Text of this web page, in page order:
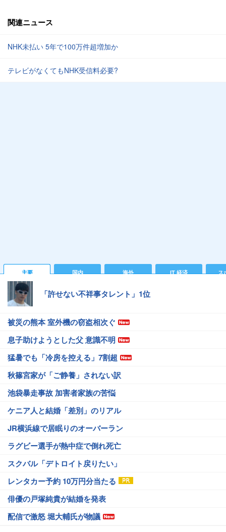
関連ニュース
NHK未払い 5年で100万件超増加か
テレビがなくてもNHK受信料必要?
主要 国内 海外 IT 経済 ス
「許せない不祥事タレント」1位
被災の熊本 室外機の窃盗相次ぐ
息子助けようとした父 意識不明
猛暑でも「冷房を控える」7割超
秋篠宮家が「ご静養」されない訳
池袋暴走事故 加害者家族の苦悩
ケニア人と結婚「差別」のリアル
JR横浜線で居眠りのオーバーラン
ラグビー選手が熱中症で倒れ死亡
スクバル「デトロイト戻りたい」
レンタカー予約 10万円分当たる
俳優の戸塚純貴が結婚を発表
配信で激怒 堀大輔氏が物議